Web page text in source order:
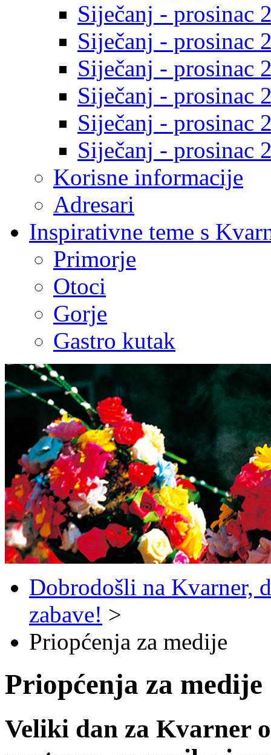
Siječanj - prosinac
Siječanj - prosinac
Siječanj - prosinac
Siječanj - prosinac
Siječanj - prosinac
Siječanj - prosinac
Korisne informacije
Adresari
Inspirativne teme s
Primorje
Otoci
Gorje
Gastro kutak
Dobrodošli na Kvarner,
zabave! >
Priopćenja za medije
Priopćenja za medije
Veliki dan za Kvarner